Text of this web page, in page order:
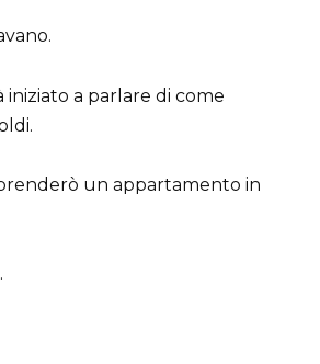
iniziato a parlare di come
un appartamento in